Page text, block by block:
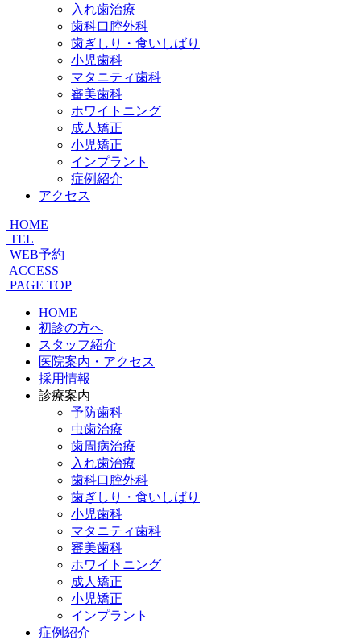
入れ歯治療
歯科口腔外科
歯ぎしり・食いしばり
小児歯科
マタニティ歯科
審美歯科
ホワイトニング
成人矯正
小児矯正
インプラント
症例紹介
アクセス
HOME
TEL
WEB予約
ACCESS
PAGE TOP
HOME
初診の方へ
スタッフ紹介
医院案内・アクセス
採用情報
診療案内
予防歯科
虫歯治療
歯周病治療
入れ歯治療
歯科口腔外科
歯ぎしり・食いしばり
小児歯科
マタニティ歯科
審美歯科
ホワイトニング
成人矯正
小児矯正
インプラント
症例紹介